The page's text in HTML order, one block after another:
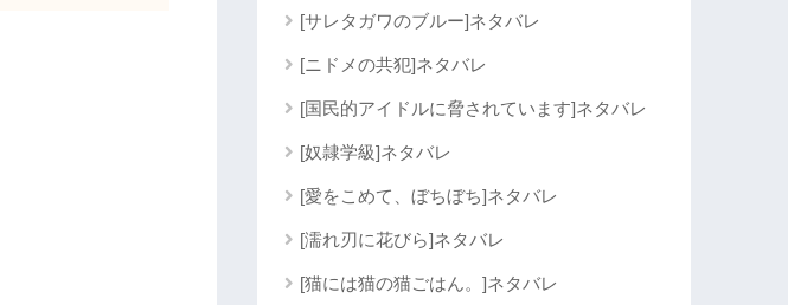
[サレタガワのブルー]ネタバレ
[ニドメの共犯]ネタバレ
[国民的アイドルに脅されています]ネタバレ
[奴隷学級]ネタバレ
[愛をこめて、ぼちぼち]ネタバレ
[濡れ刃に花びら]ネタバレ
[猫には猫の猫ごはん。]ネタバレ